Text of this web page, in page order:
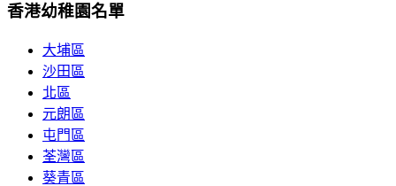
香港幼稚園名單
大埔區
沙田區
北區
元朗區
屯門區
荃灣區
葵青區